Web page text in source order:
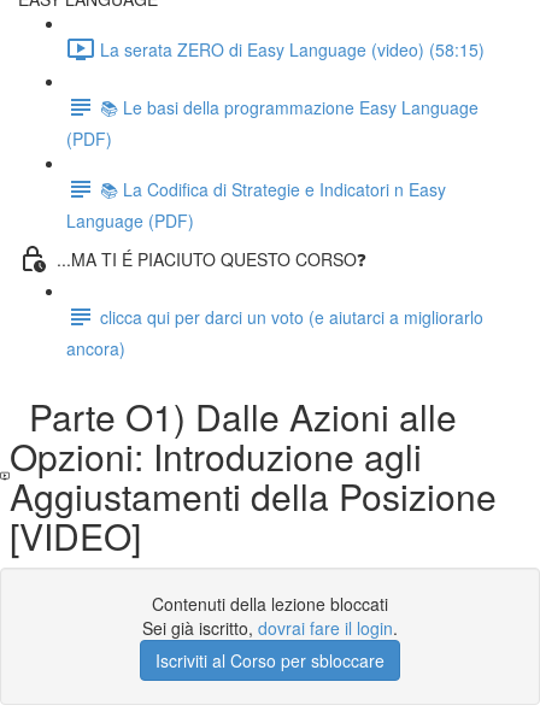
La serata ZERO di Easy Language (video) (58:15)
📚 Le basi della programmazione Easy Language
(PDF)
📚 La Codifica di Strategie e Indicatori n Easy
Language (PDF)
...MA TI É PIACIUTO QUESTO CORSO❓
clicca qui per darci un voto (e aiutarci a migliorarlo
ancora)
Parte O1) Dalle Azioni alle
Opzioni: Introduzione agli
Aggiustamenti della Posizione
[VIDEO]
Contenuti della lezione bloccati
Sei già iscritto, dovrai fare il login.
Iscriviti al Corso per sbloccare